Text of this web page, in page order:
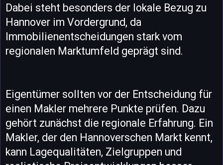
Dabei steht besonders der lokale Bezug zu
Hannover im Vordergrund, da
Immobilienentscheidungen stark vom
regionalen Marktumfeld geprägt sind.
Eigentümer sollten vor der Entscheidung für
einen Makler mehrere Punkte prüfen. Dazu
gehört zunächst die regionale Erfahrung. Ein
Makler, der den Hannoverschen Markt kennt,
kann Lagequalitäten, Zielgruppen und